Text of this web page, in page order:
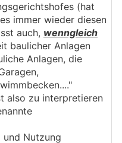
(hat
immer wieder diesen
auch, wenngleich
baulicher Anlagen
Anlagen, die
also zu interpretieren
und Nutzung